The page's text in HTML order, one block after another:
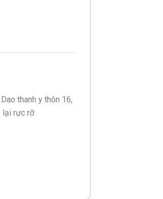
thanh y thôn 16,
lại rực rỡ